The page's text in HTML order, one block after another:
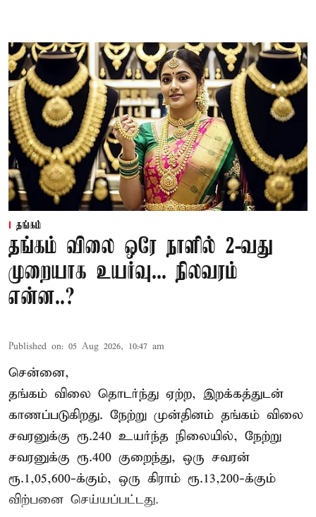
தங்கம்
தங்கம் விலை ஒரே நாளில் 2-வது
முறையாக உயர்வு... நிலவரம்
என்ன..?
Published on: 05 Aug 2026, 10:47 am
சென்னை,
தங்கம் விலை தொடர்ந்து ஏற்ற, இறக்கத்துடன்
காணப்படுகிறது. நேற்று முன்தினம் தங்கம் விலை
சவரனுக்கு ரூ.240 உயர்ந்த நிலையில், நேற்று
சவரனுக்கு ரூ.400 குறைந்து, ஒரு சவரன்
ரூ.1,05,600-க்கும், ஒரு கிராம் ரூ.13,200-க்கும்
விற்பனை செய்யப்பட்டது.